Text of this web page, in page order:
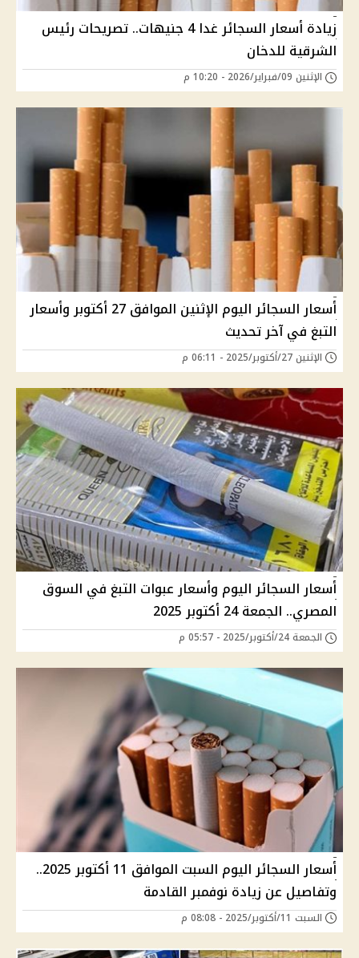
زيادة أسعار السجائر غدا 4 جنيهات.. تصريحات رئيس
الشرقية للدخان
الإثنين 09/فبراير/2026 - 10:20 م
أسعار السجائر اليوم الإثنين الموافق 27 أكتوبر وأسعار
التبغ في آخر تحديث
الإثنين 27/أكتوبر/2025 - 06:11 م
أسعار السجائر اليوم وأسعار عبوات التبغ في السوق
المصري.. الجمعة 24 أكتوبر 2025
الجمعة 24/أكتوبر/2025 - 05:57 م
أسعار السجائر اليوم السبت الموافق 11 أكتوبر 2025..
وتفاصيل عن زيادة نوفمبر القادمة
السبت 11/أكتوبر/2025 - 08:08 م